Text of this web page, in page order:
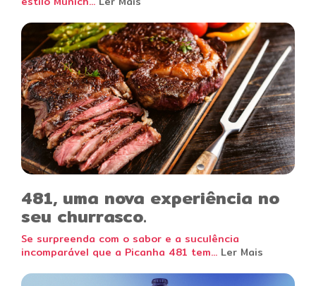
481, uma nova experiência no
seu churrasco.
Se surpreenda com o sabor e a suculência
incomparável que a Picanha 481 tem... Ler Mais